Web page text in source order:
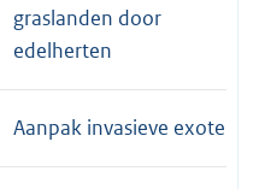
graslanden door
edelherten
Aanpak invasieve exoten